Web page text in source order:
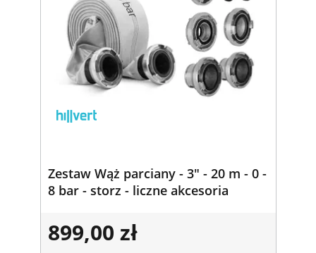
Zestaw Wąż parciany - 3" - 20 m - 0 -
8 bar - storz - liczne akcesoria
899,00 zł